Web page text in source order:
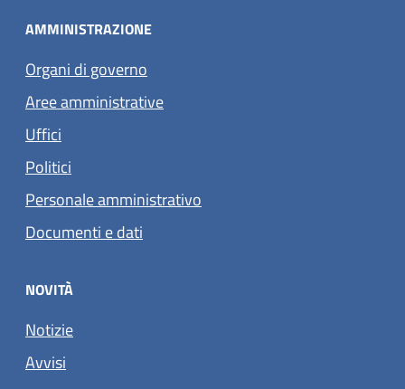
AMMINISTRAZIONE
Organi di governo
Aree amministrative
Uffici
Politici
Personale amministrativo
Documenti e dati
NOVITÀ
Notizie
Avvisi